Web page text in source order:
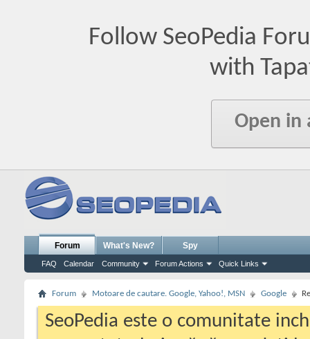
Follow SeoPedia
with
Open in
Forum
FAQ Calendar Community Forum Actions Quick Links
What's New? Spy
Forum Motoare de cautare. Google, Yahoo!, MSN Google
SeoPedia este o comunitate